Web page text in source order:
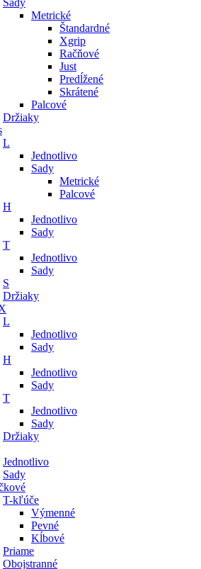
Sady
Metrické
Štandardné
Xgrip
Račňové
Just
Predĺžené
Skrátené
Palcové
Držiaky
L
Jednotlivo
Sady
Metrické
Palcové
H
Jednotlivo
Sady
T
Jednotlivo
Sady
S
Držiaky
L
Jednotlivo
Sady
H
Jednotlivo
Sady
T
Jednotlivo
Sady
Držiaky
Jednotlivo
Sady
T-kľúče
Výmenné
Pevné
Kĺbové
Priame
Obojstranné